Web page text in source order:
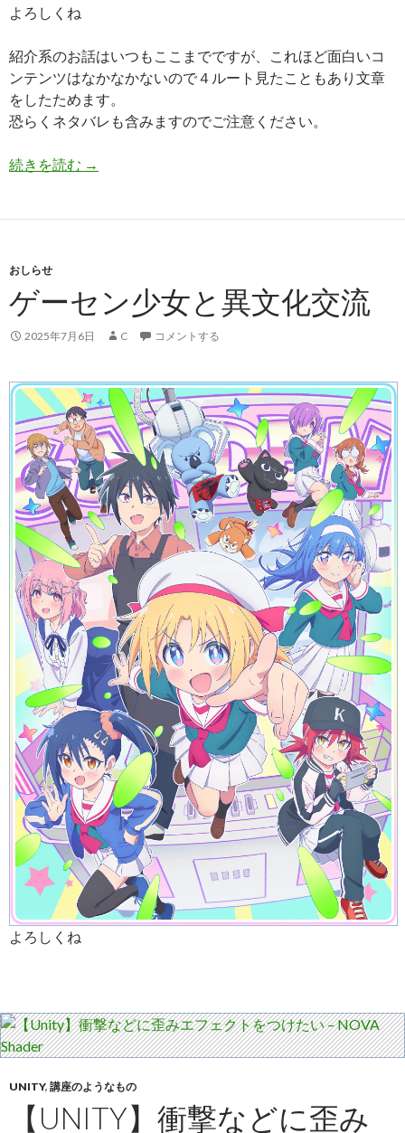
よろしくね
紹介系のお話はいつもここまでですが、これほど面白いコ
ンテンツはなかなかないので４ルート見たこともあり文章
をしたためます。
恐らくネタバレも含みますのでご注意ください。
続きを読む KING OF PRISM-Your Endless Call-み～んなき
→
おしらせ
ゲーセン少女と異文化交流
2025年7月6日 C コメントする
よろしくね
UNITY, 講座のようなもの
【UNITY】衝撃などに歪み